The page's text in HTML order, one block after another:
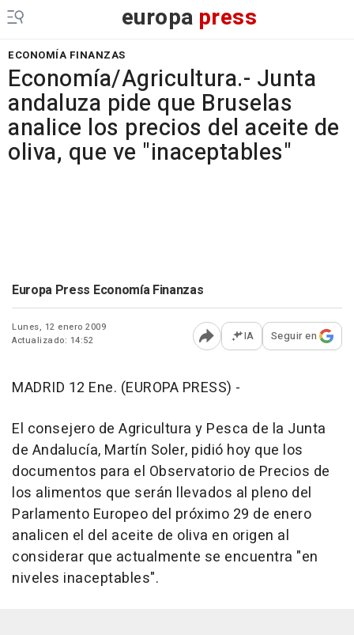
europa press
ECONOMÍA FINANZAS
Economía/Agricultura.- Junta
andaluza pide que Bruselas
analice los precios del aceite de
oliva, que ve "inaceptables"
Europa Press Economía Finanzas
Lunes, 12 enero 2009
Actualizado: 14:52
Abrir opciones para
IA Seguir en
MADRID 12 Ene. (EUROPA PRESS) -
El consejero de Agricultura y Pesca de la Junta
de Andalucía, Martín Soler, pidió hoy que los
documentos para el Observatorio de Precios de
los alimentos que serán llevados al pleno del
Parlamento Europeo del próximo 29 de enero
analicen el del aceite de oliva en origen al
considerar que actualmente se encuentra "en
niveles inaceptables".